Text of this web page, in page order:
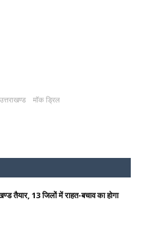
उत्तराखण्ड मॉक ड्रिल
तैयार, 13 जिलों में राहत-बचाव का होगा